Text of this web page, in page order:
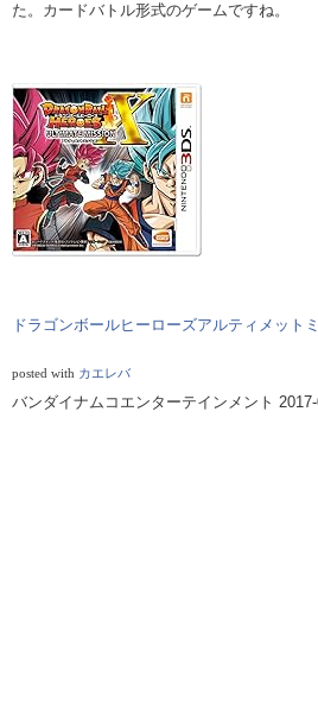
た。カードバトル形式のゲームですね。
ドラゴンボールヒーローズアルティメット
posted with カエレバ
バンダイナムコエンターテインメント